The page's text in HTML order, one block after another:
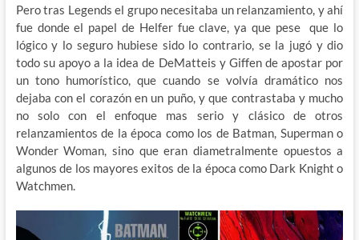
Pero tras Legends el grupo necesitaba un relanzamiento, y ahí
fue donde el papel de Helfer fue clave, ya que pese que lo
lógico y lo seguro hubiese sido lo contrario, se la jugó y dio
todo su apoyo a la idea de DeMatteis y Giffen de apostar por
un tono humorístico, que cuando se volvía dramático nos
dejaba con el corazón en un puño, y que contrastaba y mucho
no solo con el enfoque mas serio y clásico de otros
relanzamientos de la época como los de Batman, Superman o
Wonder Woman, sino que eran diametralmente opuestos a
algunos de los mayores exitos de la época como Dark Knight o
Watchmen.